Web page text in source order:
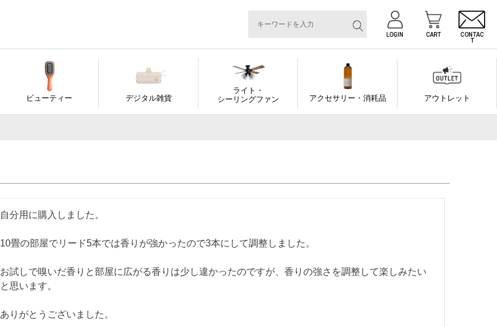
LOGIN CART
CONTAC
T
ビューティー デジタル雑貨
ライト・
シーリングファン
アクセサリー・消耗品 アウトレット
自分用に購入しました。
10畳の部屋でリード5本では香りが強かったので3本にして調整しました。
お試しで嗅いだ香りと部屋に広がる香りは少し違かったのですが、香りの強さを調整して楽しみたい
と思います。
ありがとうございました。